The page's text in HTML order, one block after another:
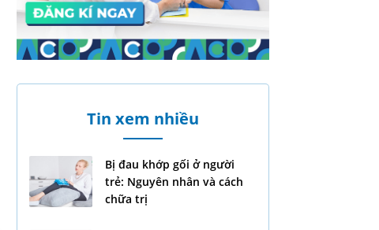
Tin xem nhiều
Bị đau khớp gối ở người
trẻ: Nguyên nhân và cách
chữa trị